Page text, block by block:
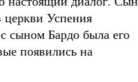
церкви Успения
сыном Бардо была его
появились на